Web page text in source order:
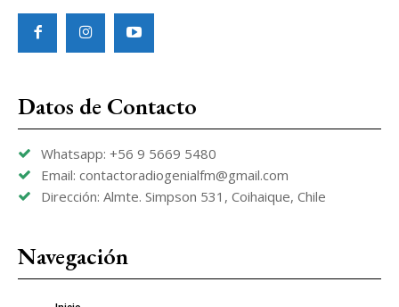
Datos de Contacto
Whatsapp: +56 9 5669 5480
Email: contactoradiogenialfm@gmail.com
Dirección: Almte. Simpson 531, Coihaique, Chile
Navegación